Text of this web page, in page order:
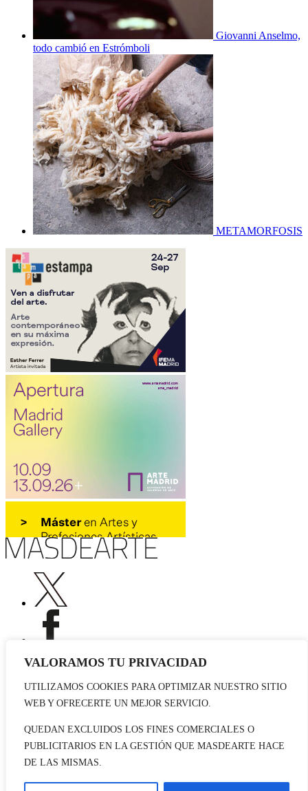
VALORAMOS TU PRIVACIDAD
UTILIZAMOS COOKIES PARA OPTIMIZAR NUESTRO SITIO
WEB Y OFRECERTE UN MEJOR SERVICIO.
QUEDAN EXCLUIDOS LOS FINES COMERCIALES O
PUBLICITARIOS EN LA GESTIÓN QUE MASDEARTE HACE
DE LAS MISMAS.
Giovanni Anselmo,
todo cambió en Estrómboli
METAMORFOSIS
Publicidad
Contacto
© 2026 masdearte. Información de exposiciones, museos y artistas
Política de cookies